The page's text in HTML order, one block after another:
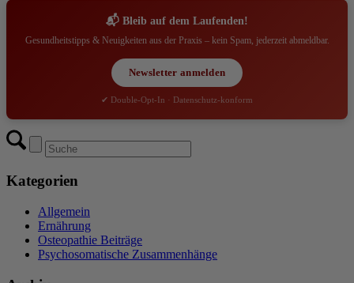
📬 Bleib auf dem Laufenden!
Gesundheitstipps & Neuigkeiten aus der Praxis – kein Spam, jederzeit abmeldbar.
Newsletter anmelden
✔ Double-Opt-In · Datenschutz-konform
Kategorien
Allgemein
Ernährung
Osteopathie Beiträge
Psychosomatische Zusammenhänge